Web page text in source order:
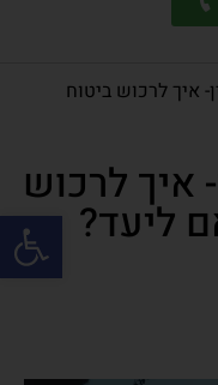
איך לרכוש ביטוח
איך לרכוש
ליעד? פתח